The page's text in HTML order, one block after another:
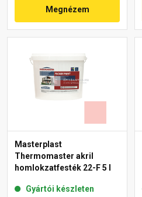
Megnézem
Masterplast
Thermomaster akril
homlokzatfesték 22-F 5 l
Gyártói készleten